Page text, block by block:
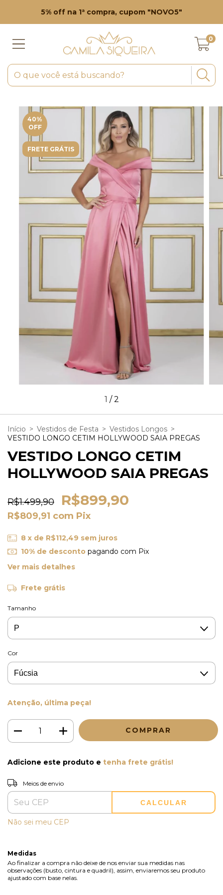
5% off na 1ª compra, cupom "NOVO5"
0
40%
OFF
FRETE GRÁTIS
1 /2
Início > Vestidos de Festa > Vestidos Longos >
VESTIDO LONGO CETIM HOLLYWOOD SAIA PREGAS
VESTIDO LONGO CETIM
HOLLYWOOD SAIA PREGAS
R$1.499,90 R$899,90
R$809,91 com Pix
8 x de R$112,49 sem juros
10% de descontopagando com Pix
Ver mais detalhes
Frete grátis
Tamanho
Cor
Atenção, última peça!
Adicione este produto e tenha frete grátis!
Entregas para o CEP:
Meios de envio
CALCULAR
Não sei meu CEP
Medidas
Ao finalizar a compra não deixe de nos enviar sua medidas nas
observações (busto, cintura e quadril), assim, enviaremos seu produto
ajustado com base nelas.